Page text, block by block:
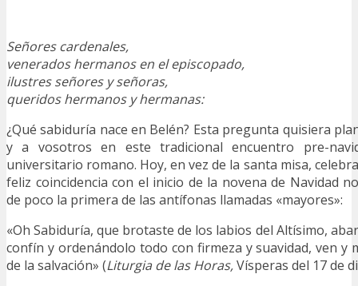
Señores cardenales,
venerados hermanos en el episcopado,
ilustres señores y señoras,
queridos hermanos y hermanas:
¿Qué sabiduría nace en Belén? Esta pregunta quisiera
y a vosotros en este tradicional encuentro pre-
universitario romano. Hoy, en vez de la santa misa,
feliz coincidencia con el inicio de la novena de Navidad
de poco la primera de las antífonas llamadas «mayores»:
«Oh Sabiduría, que brotaste de los labios del Altísimo,
confín y ordenándolo todo con firmeza y suavidad, ven y
de la salvación» (Liturgia de las Horas,Vísperas del 17 de